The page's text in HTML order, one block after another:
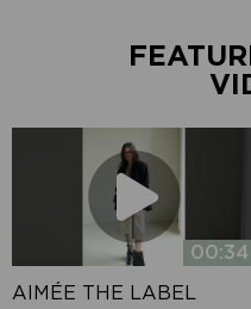
00:34
AIMÉE THE LABEL